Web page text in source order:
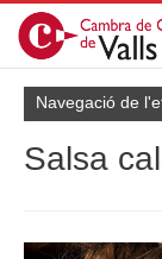
Navegació de
Salsa